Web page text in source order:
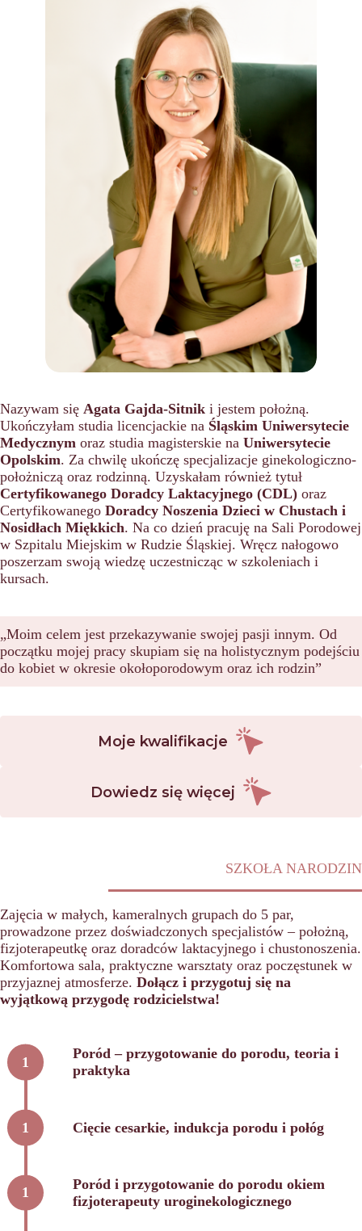
Nazywam się Agata Gajda-Sitnik i jestem położną.
Ukończyłam studia licencjackie na Śląskim Uniwersytecie
Medycznym oraz studia magisterskie na Uniwersytecie
Opolskim. Za chwilę ukończę specjalizacje ginekologiczno-
położniczą oraz rodzinną. Uzyskałam również tytuł
Certyfikowanego Doradcy Laktacyjnego (CDL) oraz
Certyfikowanego Doradcy Noszenia Dzieci w Chustach i
Nosidłach Miękkich. Na co dzień pracuję na Sali Porodowej
w Szpitalu Miejskim w Rudzie Śląskiej. Wręcz nałogowo
poszerzam swoją wiedzę uczestnicząc w szkoleniach i
kursach.
„Moim celem jest przekazywanie swojej pasji innym. Od
początku mojej pracy skupiam się na holistycznym podejściu
do kobiet w okresie okołoporodowym oraz ich rodzin”
Moje kwalifikacje
Dowiedz się więcej
Poród – przygotowanie do porodu, teoria i
praktyka
Cięcie cesarkie, indukcja porodu i połóg
Poród i przygotowanie do porodu okiem
fizjoterapeuty uroginekologicznego
SZKOŁA NARODZIN
Zajęcia w małych, kameralnych grupach do 5 par,
prowadzone przez doświadczonych specjalistów – położną,
fizjoterapeutkę oraz doradców laktacyjnego i chustonoszenia.
Komfortowa sala, praktyczne warsztaty oraz poczęstunek w
przyjaznej atmosferze. Dołącz i przygotuj się na
wyjątkową przygodę rodzicielstwa!